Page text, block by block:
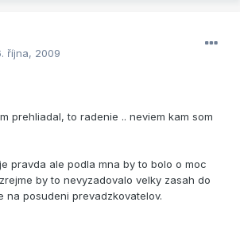
října, 2009
prehliadal, to radenie .. neviem kam som
pravda ale podla mna by to bolo o moc
by to nevyzadovalo velky zasah do
na posudeni prevadzkovatelov.